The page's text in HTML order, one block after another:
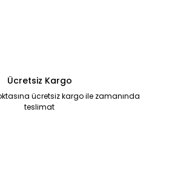
Ücretsiz Kargo
ücretsiz kargo ile zamanında
teslimat